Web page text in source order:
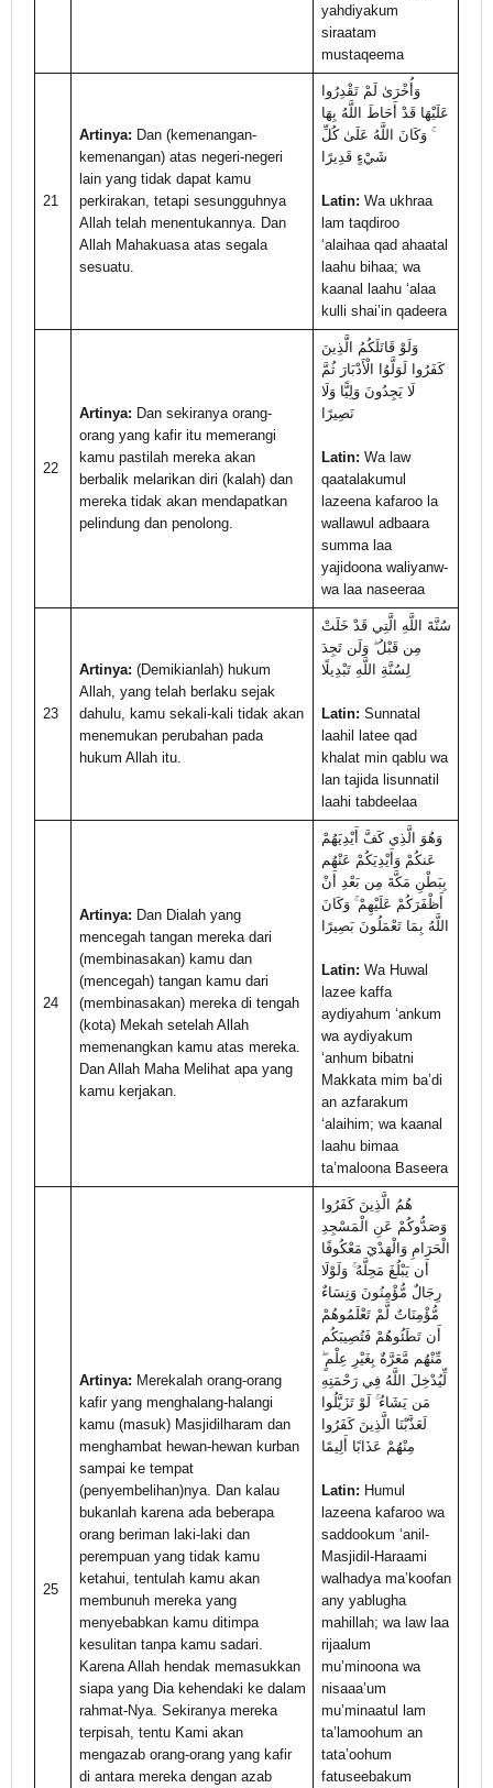
yahdiyakum
siraatam
mustaqeema
21
Artinya: Dan (kemenangan-
kemenangan) atas negeri-negeri
lain yang tidak dapat kamu
perkirakan, tetapi sesungguhnya
Allah telah menentukannya. Dan
Allah Mahakuasa atas segala
sesuatu.
وَأُخْرَىٰ لَمْ تَقْدِرُوا
عَلَيْهَا قَدْ أَحَاطَ اللَّهُ بِهَا
ۚ وَكَانَ اللَّهُ عَلَىٰ كُلِّ
شَيْءٍ قَدِيرًا
Latin: Wa ukhraa
lam taqdiroo
‘alaihaa qad ahaatal
laahu bihaa; wa
kaanal laahu ‘alaa
kulli shai’in qadeera
22
Artinya: Dan sekiranya orang-
orang yang kafir itu memerangi
kamu pastilah mereka akan
berbalik melarikan diri (kalah) dan
mereka tidak akan mendapatkan
pelindung dan penolong.
وَلَوْ قَاتَلَكُمُ الَّذِينَ
كَفَرُوا لَوَلَّوُا الْأَدْبَارَ ثُمَّ
لَا يَجِدُونَ وَلِيًّا وَلَا
نَصِيرًا
Latin: Wa law
qaatalakumul
lazeena kafaroo la
wallawul adbaara
summa laa
yajidoona waliyanw-
wa laa naseeraa
23
Artinya: (Demikianlah) hukum
Allah, yang telah berlaku sejak
dahulu, kamu sekali-kali tidak akan
menemukan perubahan pada
hukum Allah itu.
سُنَّةَ اللَّهِ الَّتِي قَدْ خَلَتْ
مِن قَبْلُ ۖ وَلَن تَجِدَ
لِسُنَّةِ اللَّهِ تَبْدِيلًا
Latin: Sunnatal
laahil latee qad
khalat min qablu wa
lan tajida lisunnatil
laahi tabdeelaa
24
Artinya: Dan Dialah yang
mencegah tangan mereka dari
(membinasakan) kamu dan
(mencegah) tangan kamu dari
(membinasakan) mereka di tengah
(kota) Mekah setelah Allah
memenangkan kamu atas mereka.
Dan Allah Maha Melihat apa yang
kamu kerjakan.
وَهُوَ الَّذِي كَفَّ أَيْدِيَهُمْ
عَنكُمْ وَأَيْدِيَكُمْ عَنْهُم
بِبَطْنِ مَكَّةَ مِن بَعْدِ أَنْ
أَظْفَرَكُمْ عَلَيْهِمْ ۚ وَكَانَ
اللَّهُ بِمَا تَعْمَلُونَ بَصِيرًا
Latin: Wa Huwal
lazee kaffa
aydiyahum ‘ankum
wa aydiyakum
‘anhum bibatni
Makkata mim ba’di
an azfarakum
‘alaihim; wa kaanal
laahu bimaa
ta’maloona Baseera
25
Artinya: Merekalah orang-orang
kafir yang menghalang-halangi
kamu (masuk) Masjidilharam dan
menghambat hewan-hewan kurban
sampai ke tempat
(penyembelihan)nya. Dan kalau
bukanlah karena ada beberapa
orang beriman laki-laki dan
perempuan yang tidak kamu
ketahui, tentulah kamu akan
membunuh mereka yang
menyebabkan kamu ditimpa
kesulitan tanpa kamu sadari.
Karena Allah hendak memasukkan
siapa yang Dia kehendaki ke dalam
rahmat-Nya. Sekiranya mereka
terpisah, tentu Kami akan
mengazab orang-orang yang kafir
di antara mereka dengan azab
هُمُ الَّذِينَ كَفَرُوا
وَصَدُّوكُمْ عَنِ الْمَسْجِدِ
الْحَرَامِ وَالْهَدْيَ مَعْكُوفًا
أَن يَبْلُغَ مَحِلَّهُ ۚ وَلَوْلَا
رِجَالٌ مُّؤْمِنُونَ وَنِسَاءٌ
مُّؤْمِنَاتٌ لَّمْ تَعْلَمُوهُمْ
أَن تَطَئُوهُمْ فَتُصِيبَكُم
مِّنْهُم مَّعَرَّةٌ بِغَيْرِ عِلْمٍ ۖ
لِّيُدْخِلَ اللَّهُ فِي رَحْمَتِهِ
مَن يَشَاءُ ۚ لَوْ تَزَيَّلُوا
لَعَذَّبْنَا الَّذِينَ كَفَرُوا
مِنْهُمْ عَذَابًا أَلِيمًا
Latin: Humul
lazeena kafaroo wa
saddookum ‘anil-
Masjidil-Haraami
walhadya ma’koofan
any yablugha
mahillah; wa law laa
rijaalum
mu’minoona wa
nisaaa’um
mu’minaatul lam
ta’lamoohum an
tata’oohum
fatuseebakum